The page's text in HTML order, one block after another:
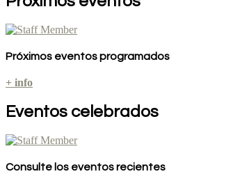
Próximos eventos programados
+ info
Eventos celebrados
Consulte los eventos recientes